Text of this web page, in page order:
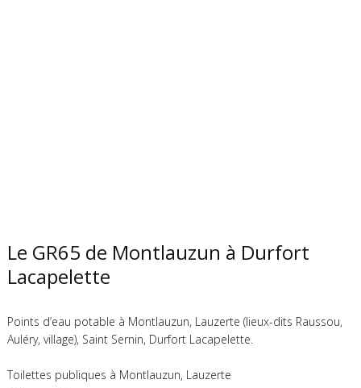
Le GR65 de Montlauzun à Durfort
Lacapelette
Points d’eau potable à Montlauzun, Lauzerte (lieux-dits Raussou,
Auléry, village), Saint Sernin, Durfort Lacapelette.
Toilettes publiques à Montlauzun, Lauzerte